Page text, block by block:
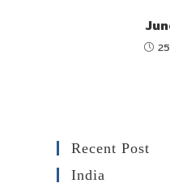
Recent Post
India